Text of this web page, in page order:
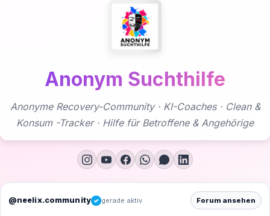
Anonym Suchthilfe
Anonyme Recovery-Community · KI-Coaches · Clean &
Konsum -Tracker · Hilfe für Betroffene & Angehörige
@neelix.community ✓ gerade aktiv Forum ansehen